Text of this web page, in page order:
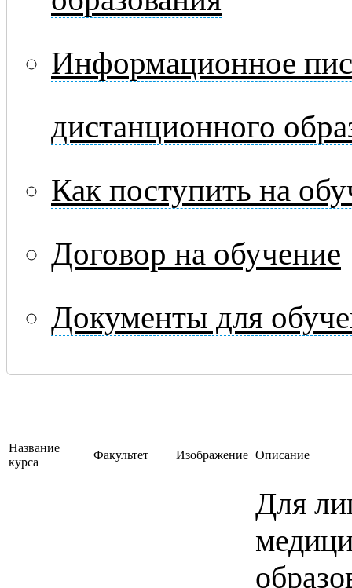
Информационное
дистанционного
Как поступить на
Договор на обучение
Документы для
Название
курса
Факультет Изображение Описание
Для